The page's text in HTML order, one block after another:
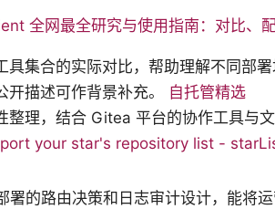
全网最全研究与使用指南：对比、
具集合的实际对比，帮助理解不同部
描述可作背景补充。 自托管精选
整理，结合 Gitea 平台的协作工具与
your star's repository list -
署的路由决策和日志审计设计，能将